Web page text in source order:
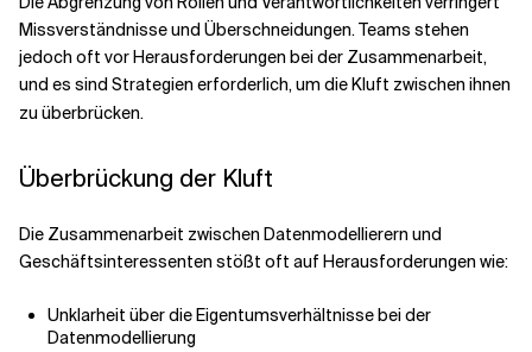
Missverständnisse und Überschneidungen. Teams stehen
jedoch oft vor Herausforderungen bei der Zusammenarbeit,
und es sind Strategien erforderlich, um die Kluft zwischen ihnen
zu überbrücken.
Überbrückung der Kluft
Die Zusammenarbeit zwischen Datenmodellierern und
Geschäftsinteressenten stößt oft auf Herausforderungen wie:
Unklarheit über die Eigentumsverhältnisse bei der
Datenmodellierung